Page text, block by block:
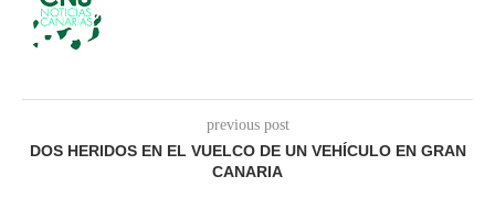
previous post
DOS HERIDOS EN EL VUELCO DE UN VEHÍCULO EN GRAN
CANARIA